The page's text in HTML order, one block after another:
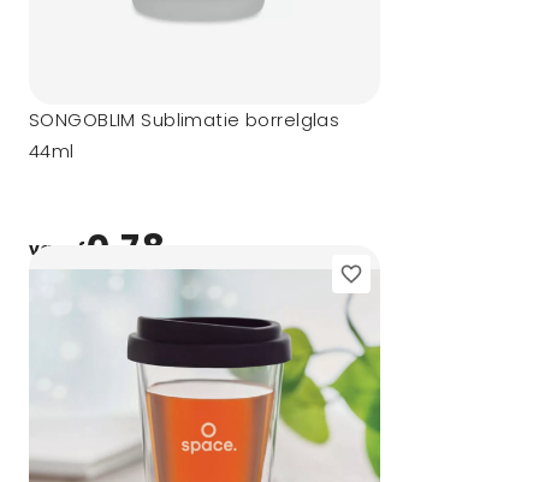
SONGOBLIM Sublimatie borrelglas
44ml
vanaf0,78